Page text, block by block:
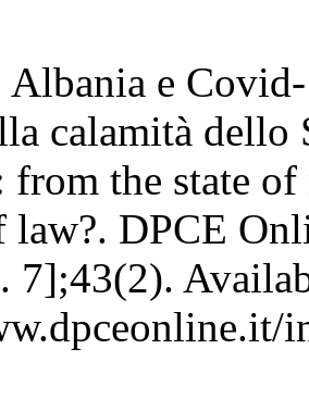
Albania e
calamità
the state
law?. DPCE
7];43(2).